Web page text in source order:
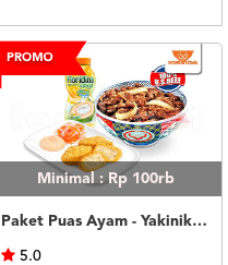
Minimal : Rp 100rb
Paket Puas Ayam - Yakiniku Beef Paket Puas (R)
5.0